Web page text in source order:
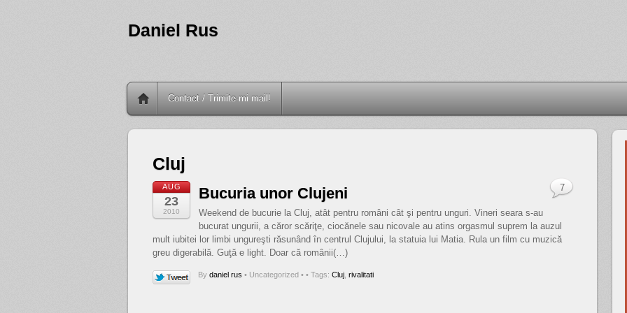
Daniel Rus
Contact / Trimite-mi mail!
Cluj
AUG
23
2010
Bucuria unor Clujeni
Weekend de bucurie la Cluj, atât pentru români cât şi pentru unguri. Vineri seara s-au
bucurat ungurii, a căror scăriţe, ciocănele sau nicovale au atins orgasmul suprem la auzul
mult iubitei lor limbi ungureşti răsunând în centrul Clujului, la statuia lui Matia. Rula un film cu muzică
greu digerabilă. Guţă e light. Doar că românii(…)
By daniel rus • Uncategorized •
7
• Tags: Cluj rivalitati